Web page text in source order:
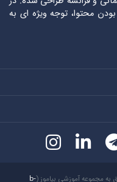
محتوا، توجه ویژه ای به
به مجموعه آموزشی بیاموز (b-